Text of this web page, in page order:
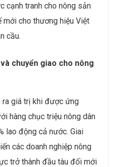
cạnh tranh cho nông sản
mới cho thương hiệu Việt
cầu.
chuyển giao cho nông
giá trị khi được ứng
hàng chục triệu nông dân
lao động cả nước. Giai
các doanh nghiệp nông
trở thành đầu tàu đổi mới